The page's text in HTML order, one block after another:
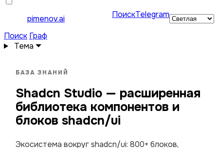
pimenov.ai ПоискTelegram
Поиск Граф
Тема
БАЗА ЗНАНИЙ
Shadcn Studio — расширенная
библиотека компонентов и
блоков shadcn/ui
Экосистема вокруг shadcn/ui: 800+ блоков,